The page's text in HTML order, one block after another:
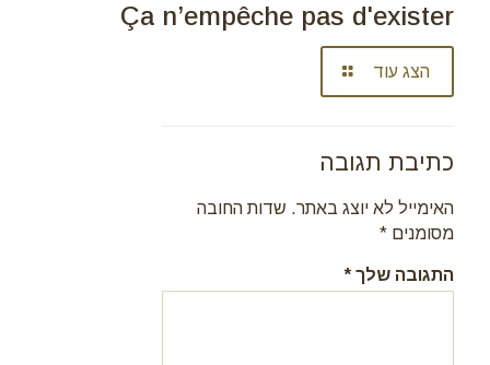
Ça n’empêche pas d'exister
הצג עוד
כתיבת תגובה
האימייל לא יוצג באתר. שדות החובה
מסומנים *
התגובה שלך *